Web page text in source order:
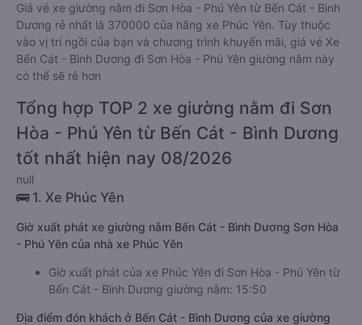
Giá vé xe giường nằm đi Sơn Hòa - Phú Yên từ Bến Cát - Bình
Dương rẻ nhất là 370000 của hãng xe Phúc Yên. Tùy thuộc
vào vị trí ngồi của bạn và chương trình khuyến mãi, giá vé Xe
Bến Cát - Bình Dương đi Sơn Hòa - Phú Yên giường nằm này
có thể sẽ rẻ hơn
Tổng hợp TOP 2 xe giường nằm đi Sơn
Hòa - Phú Yên từ Bến Cát - Bình Dương
tốt nhất hiện nay 08/2026
null
🚌 1. Xe Phúc Yên
Giờ xuất phát xe giường nằm Bến Cát - Bình Dương Sơn Hòa
- Phú Yên của nhà xe Phúc Yên
Giờ xuất phát của xe Phúc Yên đi Sơn Hòa - Phú Yên từ
Bến Cát - Bình Dương giường nằm: 15:50
Địa điểm đón khách ở Bến Cát - Bình Dương của xe giường